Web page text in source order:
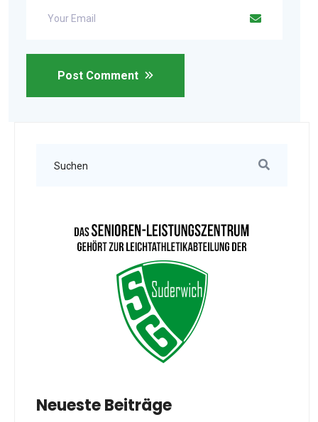
Post Comment
Neueste Beiträge